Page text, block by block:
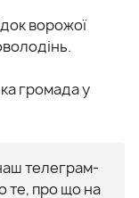
ворожої
громада у
телеграм-
те, про що на